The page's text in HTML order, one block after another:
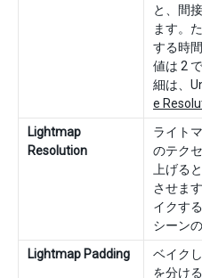
と、間
ます。
する時
値は 2
細は、
e
Lightmap
Resolution
ライト
のテク
上げる
させま
イクす
シーン
Lightmap Padding
ベイク
を分け